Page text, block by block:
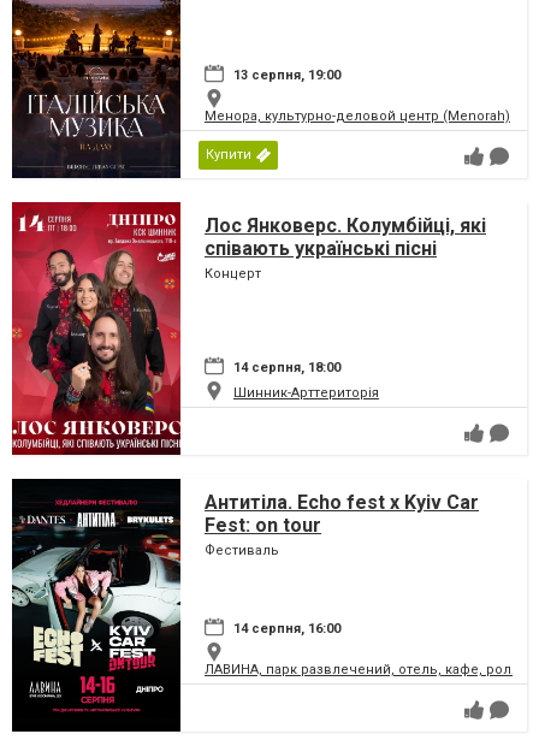
13 серпня, 19:00
Менора, культурно-деловой центр (Menorah)
Купити
Лос Янковерс. Колумбійці, які
співають українські пісні
Концерт
14 серпня, 18:00
Шинник-Арттериторія
Антитіла. Echo fest х Kyiv Car
Fest: on tour
Фестиваль
14 серпня, 16:00
ЛАВИНА, парк развлечений, отель, кафе,